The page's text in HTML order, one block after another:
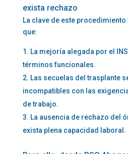
exista rechazo
La clave de este
que:
La mejoría alegada por el
términos funcionales.
Las secuelas del trasplante
incompatibles con las
de trabajo.
La ausencia de rechazo del
exista plena capacidad laboral.